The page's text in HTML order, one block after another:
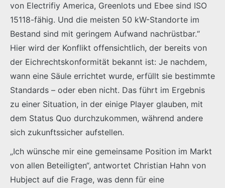
von Electrifiy America, Greenlots und Ebee sind ISO
15118-fähig. Und die meisten 50 kW-Standorte im
Bestand sind mit geringem Aufwand nachrüstbar.“
Hier wird der Konflikt offensichtlich, der bereits von
der Eichrechtskonformität bekannt ist: Je nachdem,
wann eine Säule errichtet wurde, erfüllt sie bestimmte
Standards – oder eben nicht. Das führt im Ergebnis
zu einer Situation, in der einige Player glauben, mit
dem Status Quo durchzukommen, während andere
sich zukunftssicher aufstellen.
„Ich wünsche mir eine gemeinsame Position im Markt
von allen Beteiligten“, antwortet Christian Hahn von
Hubject auf die Frage, was denn für eine